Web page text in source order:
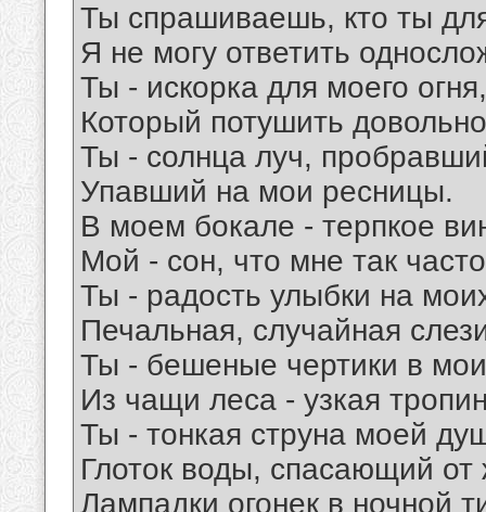
Ты спрашиваешь, кто ты
Я не могу ответить
Ты - искорка для моего огня,
Который потушить
Ты - солнца луч,
Упавший на мои ресницы.
В моем бокале - терпкое
Мой - сон, что мне так
Ты - радость улыбки на
Печальная, случайная
Ты - бешеные чертики в
Из чащи леса - узкая
Ты - тонкая струна моей
Глоток воды, спасающий
Лампадки огонек в ночной